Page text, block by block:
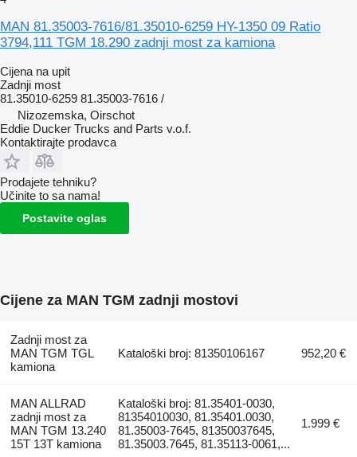
MAN 81.35003-7616/81.35010-6259 HY-1350 09 Ratio
3794,111 TGM 18.290 zadnji most za kamiona
Cijena na upit
Zadnji most
81.35010-6259 81.35003-7616 /
Nizozemska, Oirschot
Eddie Ducker Trucks and Parts v.o.f.
Kontaktirajte prodavca
Prodajete tehniku?
Učinite to sa nama!
Postavite oglas
Cijene za MAN TGM zadnji mostovi
Zadnji most za
MAN TGM TGL
kamiona
Kataloški broj: 81350106167 952,20 €
MAN ALLRAD
zadnji most za
MAN TGM 13.240
15T 13T kamiona
Kataloški broj: 81.35401-0030,
81354010030, 81.35401.0030,
81.35003-7645, 81350037645,
81.35003.7645, 81.35113-0061,...
1.999 €